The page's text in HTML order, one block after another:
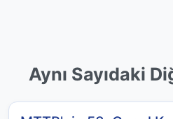
Aynı Sayıdaki